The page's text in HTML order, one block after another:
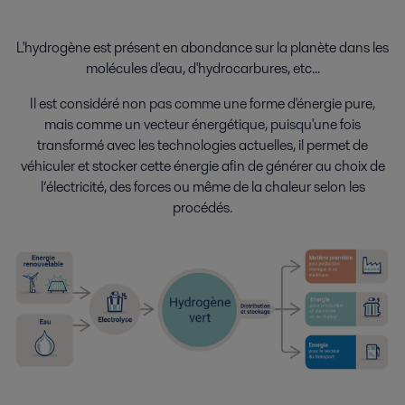
L'hydrogène est présent en abondance sur la planète dans les
molécules d'eau, d'hydrocarbures, etc...
Il est considéré non pas comme une forme d'énergie pure,
mais comme un vecteur énergétique, puisqu'une fois
transformé avec les technologies actuelles, il permet de
véhiculer et stocker cette énergie afin de générer au choix de
l’électricité, des forces ou même de la chaleur selon les
procédés.